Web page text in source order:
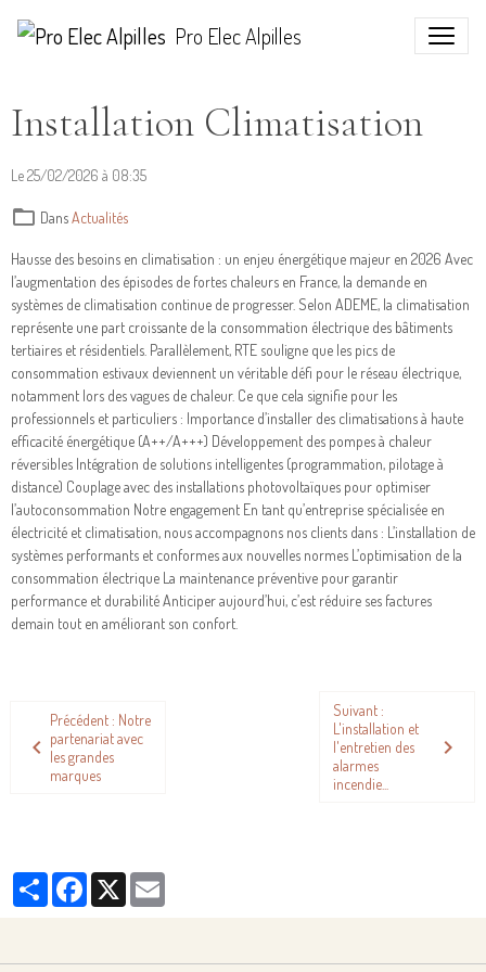
Pro Elec Alpilles
Installation Climatisation
Le 25/02/2026 à 08:35
DansActualités
Hausse des besoins en climatisation : un enjeu énergétique majeur en 2026 Avec
l’augmentation des épisodes de fortes chaleurs en France, la demande en
systèmes de climatisation continue de progresser. Selon ADEME, la climatisation
représente une part croissante de la consommation électrique des bâtiments
tertiaires et résidentiels. Parallèlement, RTE souligne que les pics de
consommation estivaux deviennent un véritable défi pour le réseau électrique,
notamment lors des vagues de chaleur. Ce que cela signifie pour les
professionnels et particuliers : Importance d’installer des climatisations à haute
efficacité énergétique (A++/A+++) Développement des pompes à chaleur
réversibles Intégration de solutions intelligentes (programmation, pilotage à
distance) Couplage avec des installations photovoltaïques pour optimiser
l’autoconsommation Notre engagement En tant qu’entreprise spécialisée en
électricité et climatisation, nous accompagnons nos clients dans : L’installation de
systèmes performants et conformes aux nouvelles normes L’optimisation de la
consommation électrique La maintenance préventive pour garantir
performance et durabilité Anticiper aujourd’hui, c’est réduire ses factures
demain tout en améliorant son confort.
Précédent : Notre
partenariat avec
les grandes
marques
Suivant :
L'installation et
l'entretien des
alarmes
incendie...
PartagerFacebook
X